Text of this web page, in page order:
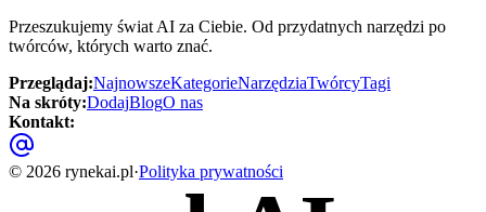
Przeszukujemy świat AI za Ciebie. Od przydatnych narzędzi po
twórców, których warto znać.
Przeglądaj:NajnowszeKategorieNarzędziaTwórcyTagi
Na skróty:DodajBlogO nas
Kontakt:
© 2026 rynekai.pl·Polityka prywatności